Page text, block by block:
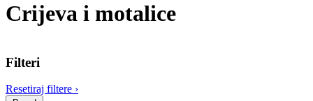
Crijeva i motalice
Filteri
Resetiraj filtere ›